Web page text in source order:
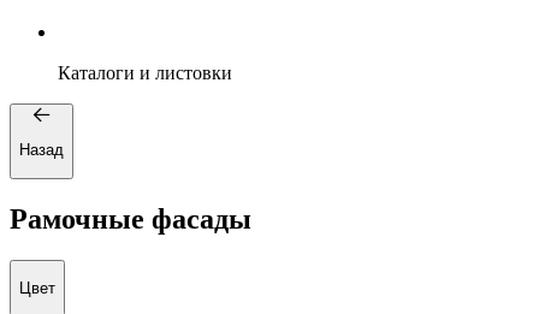
Каталоги и листовки
Назад
Рамочные фасады
Цвет